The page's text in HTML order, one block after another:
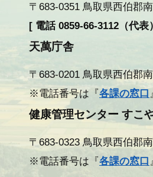
〒683-0351 鳥取県西伯郡
[ 電話 0859-66-3112（代
天萬庁舎
〒683-0201 鳥取県西伯郡
※電話番号は『各課の窓口
健康管理センター すこ
〒683-0323 鳥取県西伯郡
※電話番号は『各課の窓口